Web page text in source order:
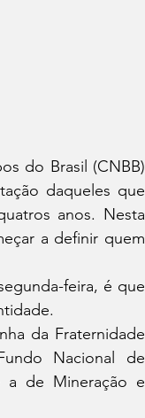
do Brasil (CNBB)
daqueles que
anos. Nesta
a definir quem
feira, é que
da Fraternidade
Nacional de
a de Mineração e